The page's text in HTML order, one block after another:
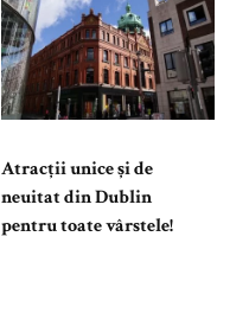
Atracții unice și de
neuitat din Dublin
pentru toate vârstele!